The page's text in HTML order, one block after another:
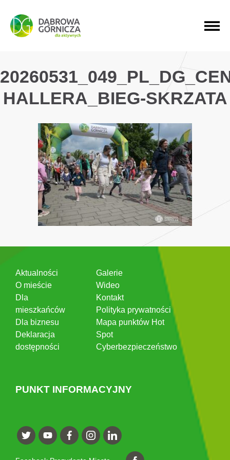
PRZEJDŹ DO MENU GŁÓWNEGO
PRZEJDŹ DO WYSZUKIWARKI
PRZEJDŹ DO TREŚCI
HALLERA_BIEG-SKRZATA
Aktualności
O mieście
Dla
mieszkańców
Dla biznesu
Deklaracja
dostępności
Galerie
Wideo
Kontakt
Polityka prywatności
Mapa punktów Hot
Spot
Cyberbezpieczeństwo
PUNKT INFORMACYJNY